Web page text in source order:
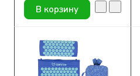
В корзину